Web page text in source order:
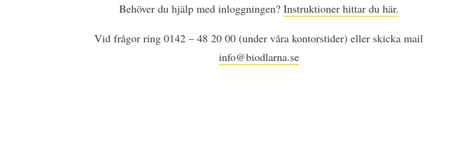
Behöver du hjälp med inloggningen? Instruktioner hittar du här.
Vid frågor ring 0142 – 48 20 00 (under våra kontorstider) eller skicka mail
info@biodlarna.se